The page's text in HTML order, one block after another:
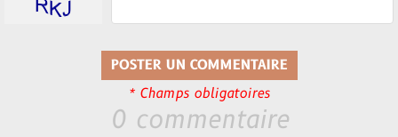
* Champs obligatoires
0 commentaire